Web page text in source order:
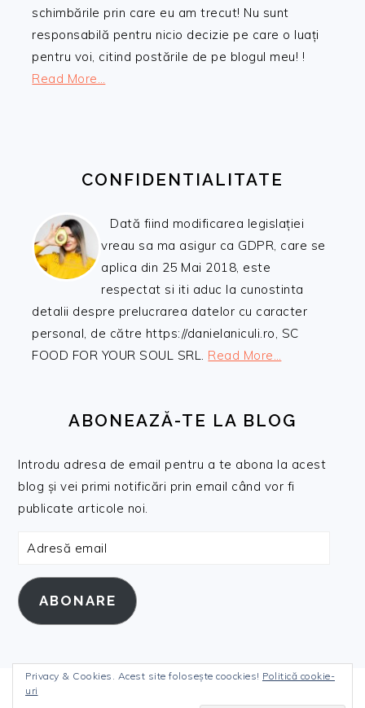
schimbările prin care eu am trecut! Nu sunt
responsabilă pentru nicio decizie pe care o luați
pentru voi, citind postările de pe blogul meu! !
Read More…
CONFIDENTIALITATE
Dată fiind modificarea legislației
vreau sa ma asigur ca GDPR, care se
aplica din 25 Mai 2018, este
respectat si iti aduc la cunostinta
detalii despre prelucrarea datelor cu caracter
personal, de către https://danielaniculi.ro, SC
FOOD FOR YOUR SOUL SRL. Read More…
ABONEAZĂ-TE LA BLOG
Introdu adresa de email pentru a te abona la acest
blog și vei primi notificări prin email când vor fi
publicate articole noi.
Adresă
ABONARE
COPYRIGHT © 2026 DANIELANICULI.RO ON THE
Privacy & Cookies. Acest site folosește coockies! Politică cookie-
uri